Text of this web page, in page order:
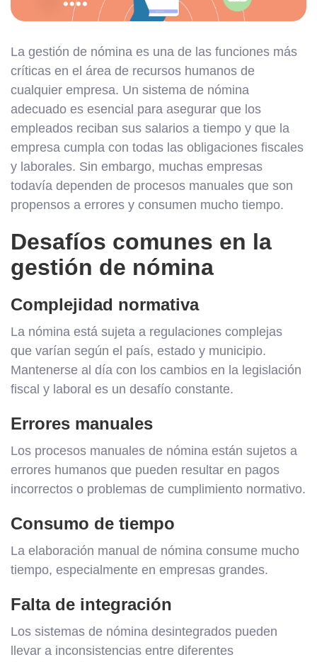
La gestión de nómina es una de las funciones más
críticas en el área de recursos humanos de
cualquier empresa. Un sistema de nómina
adecuado es esencial para asegurar que los
empleados reciban sus salarios a tiempo y que la
empresa cumpla con todas las obligaciones fiscales
y laborales. Sin embargo, muchas empresas
todavía dependen de procesos manuales que son
propensos a errores y consumen mucho tiempo.
Desafíos comunes en la
gestión de nómina
Complejidad normativa
La nómina está sujeta a regulaciones complejas
que varían según el país, estado y municipio.
Mantenerse al día con los cambios en la legislación
fiscal y laboral es un desafío constante.
Errores manuales
Los procesos manuales de nómina están sujetos a
errores humanos que pueden resultar en pagos
incorrectos o problemas de cumplimiento normativo.
Consumo de tiempo
La elaboración manual de nómina consume mucho
tiempo, especialmente en empresas grandes.
Falta de integración
Los sistemas de nómina desintegrados pueden
llevar a inconsistencias entre diferentes